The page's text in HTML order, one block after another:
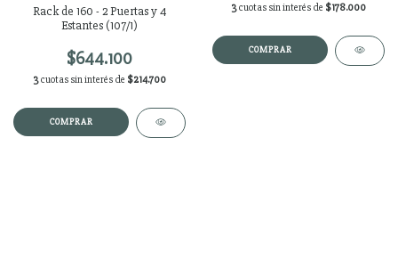
Rack de 160 - 2 Puertas y 4
Estantes (107/1)
$644.100
3 cuotas sin interés de $214.700
3 cuotas sin interés de $178.000